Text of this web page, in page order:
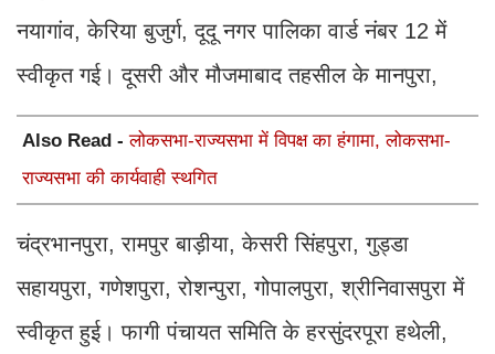
नयागांव, केरिया बुजुर्ग, दूदू नगर पालिका वार्ड नंबर 12 में
स्वीकृत गई। दूसरी और मौजमाबाद तहसील के मानपुरा,
Also Read -लोकसभा-राज्यसभा में विपक्ष का हंगामा, लोकसभा-
राज्यसभा की कार्यवाही स्थगित
चंद्रभानपुरा, रामपुर बाड़ीया, केसरी सिंहपुरा, गुड्डा
सहायपुरा, गणेशपुरा, रोशन्पुरा, गोपालपुरा, श्रीनिवासपुरा में
स्वीकृत हुई। फागी पंचायत समिति के हरसुंदरपूरा हथेली,